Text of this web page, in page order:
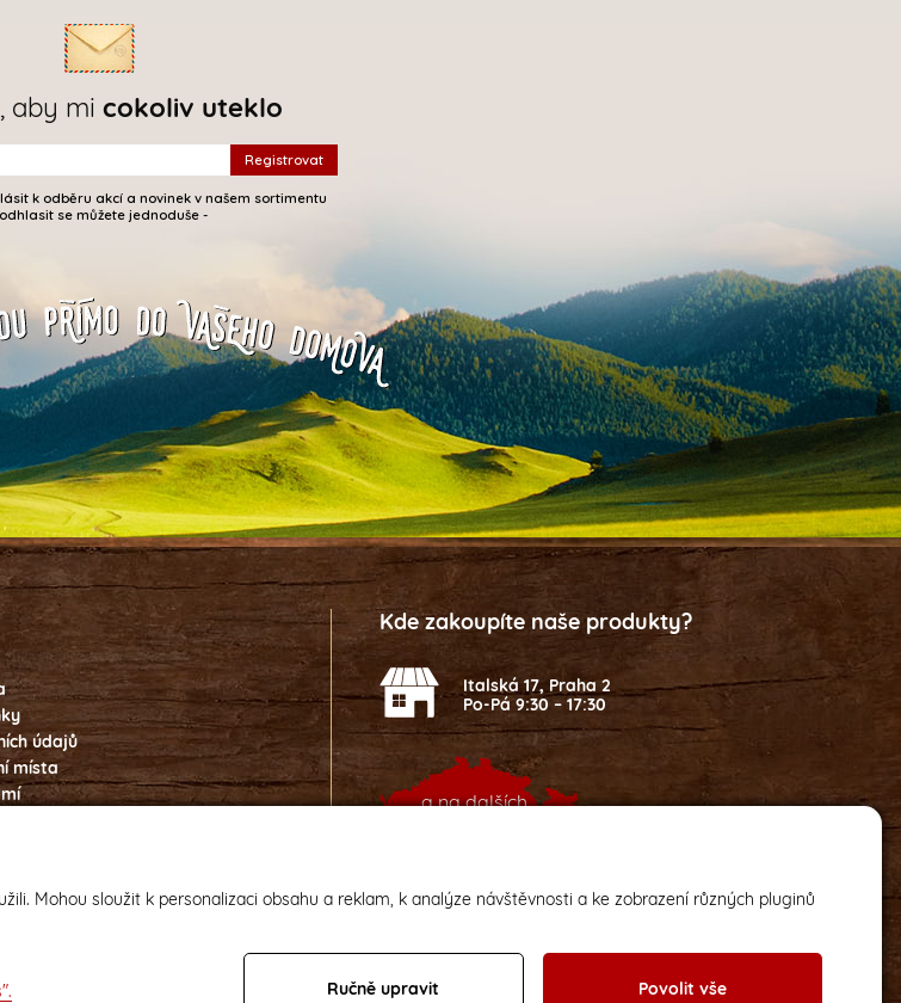
Mohou sloužit k personalizaci obsahu a reklam, k analýze návštěvnosti a ke zobrazení různých pluginů
Ručně upravit Povolit vše
aby mi cokoliv uteklo
k odběru akcí a novinek v našem sortimentu
se můžete jednoduše -
údajů
místa
Kde zakoupíte naše produkty?
Italská 17, Praha 2
Po-Pá 9:30 – 17:30
a na dalších